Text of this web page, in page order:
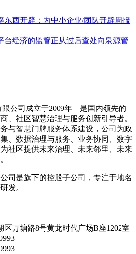
东西开辟：为中小企业/团队开辟周报
台经济的监管正从过后查处向泉源管
公司成立于2009年，是国内领先的
、社区智慧治理与服务创新引导者。
与智慧门牌服务体系建设，公司为政
、数据治理与服务、业务协同、数字
社区提供未来治理、未来邻里、未来
司是旗下的控股子公司，专注于地名
发。
区万塘路8号黄龙时代广场B座1202室